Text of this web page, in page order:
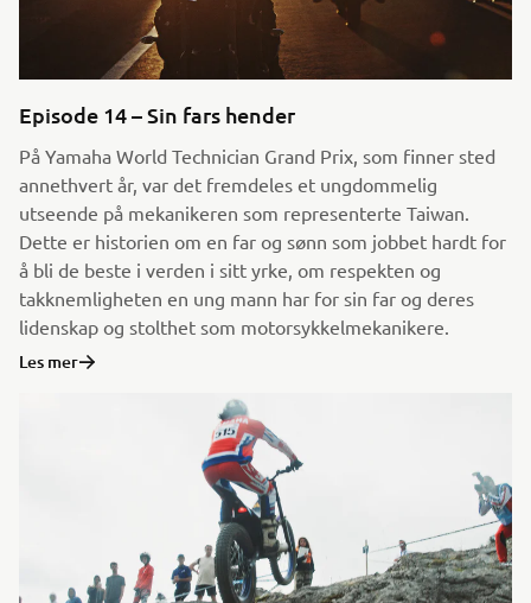
Episode 14 – Sin fars hender
På Yamaha World Technician Grand Prix, som finner sted
annethvert år, var det fremdeles et ungdommelig
utseende på mekanikeren som representerte Taiwan.
Dette er historien om en far og sønn som jobbet hardt for
å bli de beste i verden i sitt yrke, om respekten og
takknemligheten en ung mann har for sin far og deres
lidenskap og stolthet som motorsykkelmekanikere.
Les mer